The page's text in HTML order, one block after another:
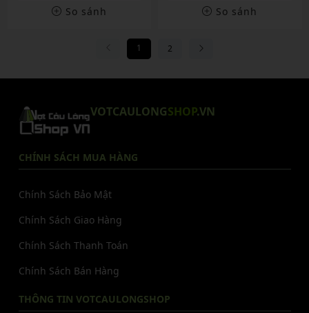
So sánh
So sánh
1 2
VOTCAULONGSHOP.VN
CHÍNH SÁCH MUA HÀNG
Chính Sách Bảo Mật
Chính Sách Giao Hàng
Chính Sách Thanh Toán
Chính Sách Bán Hàng
THÔNG TIN VOTCAULONGSHOP